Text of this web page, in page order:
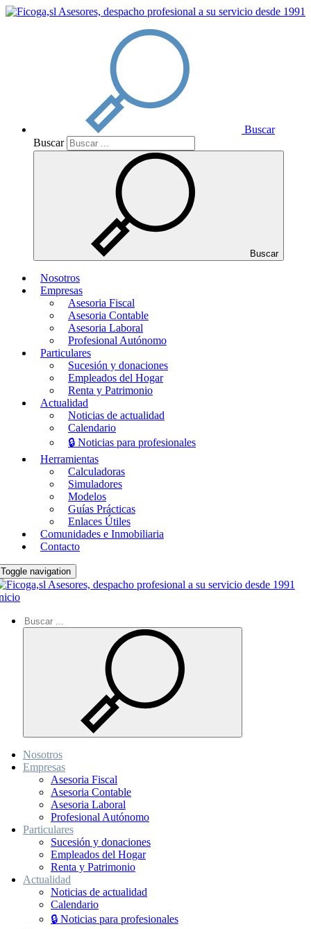
Buscar
Buscar
Buscar
Nosotros
Empresas
Asesoria Fiscal
Asesoria Contable
Asesoria Laboral
Profesional Autónomo
Particulares
Sucesión y donaciones
Empleados del Hogar
Renta y Patrimonio
Actualidad
Noticias de actualidad
Calendario
🔒 Noticias para profesionales
Herramientas
Calculadoras
Simuladores
Modelos
Guías Prácticas
Enlaces Útiles
Comunidades e Inmobiliaria
Contacto
Toggle navigation
Nosotros
Empresas
Asesoria Fiscal
Asesoria Contable
Asesoria Laboral
Profesional Autónomo
Particulares
Sucesión y donaciones
Empleados del Hogar
Renta y Patrimonio
Actualidad
Noticias de actualidad
Calendario
🔒 Noticias para profesionales